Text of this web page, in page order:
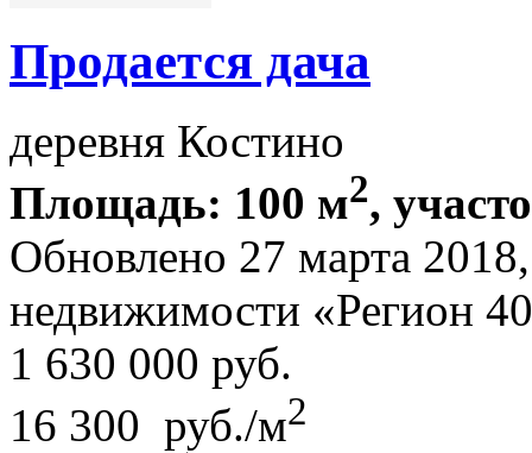
Продается дача
деревня Костино
Площадь: 100 м2,
Обновлено 27 марта
недвижимости «Регион
1 630 000 руб.
16 300 руб./м2